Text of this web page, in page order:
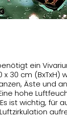
ein
30 cm (BxTxH)
Äste und
hohe
ist wichtig, für